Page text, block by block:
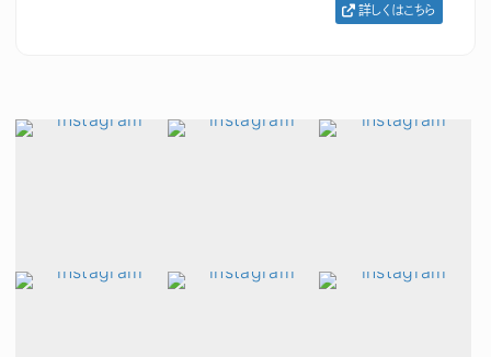
詳しくはこちら